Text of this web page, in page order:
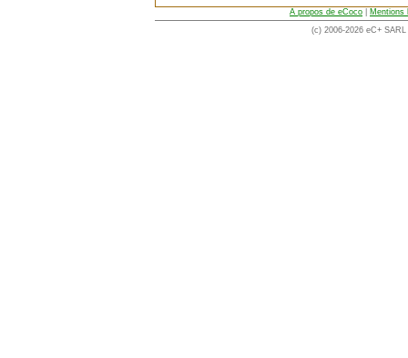
A propos de eCoco
Mentions
(c) 2006-2026 eC+